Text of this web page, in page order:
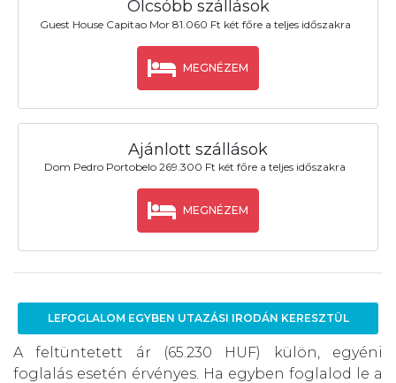
Olcsóbb szállások
Guest House Capitao Mor 81.060 Ft két főre a teljes időszakra
MEGNÉZEM
Ajánlott szállások
Dom Pedro Portobelo 269.300 Ft két főre a teljes időszakra
MEGNÉZEM
LEFOGLALOM EGYBEN UTAZÁSI IRODÁN KERESZTÜL
A feltüntetett ár (65.230 HUF) külön, egyéni
foglalás esetén érvényes. Ha egyben foglalod le a